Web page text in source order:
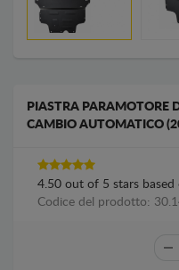
PIASTRA PARAMOTORE
CAMBIO AUTOMATICO
4.50 out of 5 stars based
Codice del prodotto: